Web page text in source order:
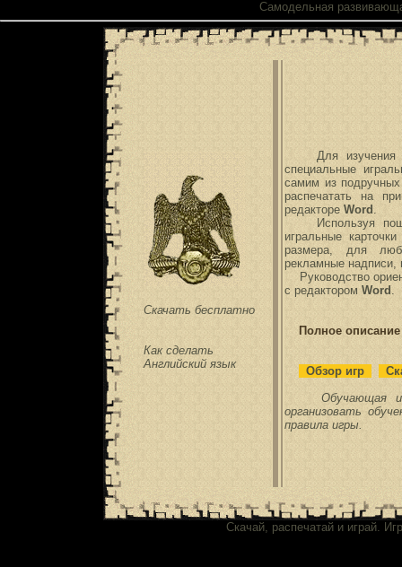
Самодельная
Скачать бесплатно
Как сделать
Английский язык
Для
специальные
самим из
распечатать на
редакторе Word .
Используя
игральные
размера, для
рекламные
Руководство
с редактором Word .
Полное
Обзор игр
Обучающая
организовать
правила игры.
Скачай, распечатай и играй.